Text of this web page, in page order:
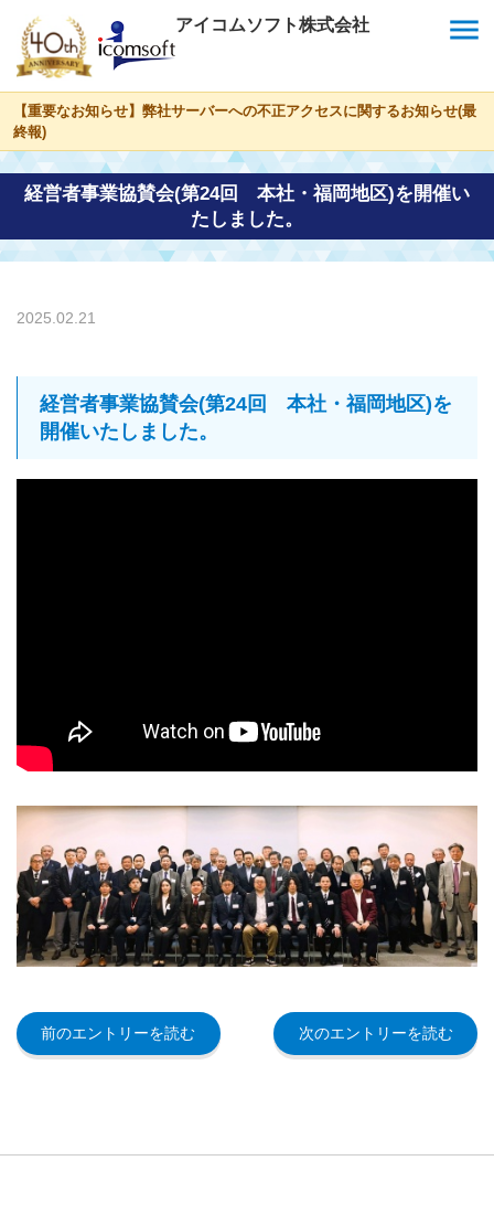
アイコムソフト株式会社
【重要なお知らせ】弊社サーバーへの不正アクセスに関するお知らせ(最
終報)
menu
経営者事業協賛会(第24回 本社・福岡地区)を開催い
たしました。
2025.02.21
経営者事業協賛会(第24回 本社・福岡地区)を
開催いたしました。
前のエントリーを読む 次のエントリーを読む